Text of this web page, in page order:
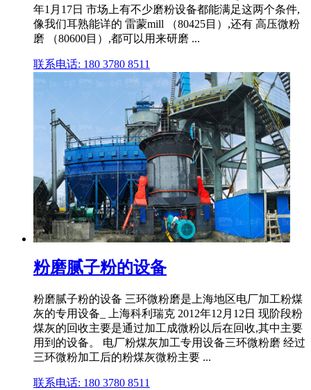
年1月17日 市场上有不少磨粉设备都能满足这两个条件,
像我们耳熟能详的 雷蒙mill （80425目）,还有 高压微粉
磨 （80600目）,都可以用来研磨 ...
联系电话: 180 3780 8511
粉磨腻子粉的设备
粉磨腻子粉的设备 三环微粉磨是上海地区电厂加工粉煤
灰的专用设备_ 上海科利瑞克 2012年12月12日 现阶段粉
煤灰的回收主要是通过加工成微粉以后在回收,其中主要
用到的设备。 电厂粉煤灰加工专用设备三环微粉磨 经过
三环微粉加工后的粉煤灰微粉主要 ...
联系电话: 180 3780 8511